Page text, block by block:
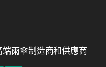
雨傘制造商和供應商